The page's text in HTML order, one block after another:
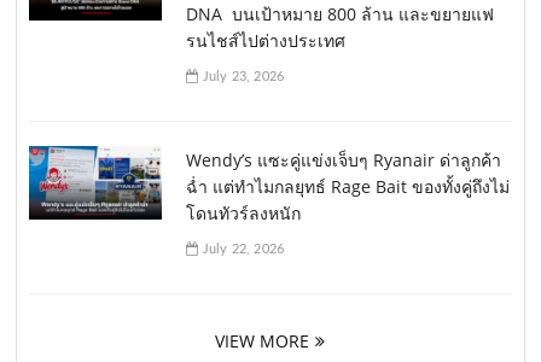
DNA บนเป้าหมาย 800 ล้าน และขยายแฟ
รนไชส์ไปต่างประเทศ
July 23, 2026
Wendy’s แซะคู่แข่งเจ็บๆ Ryanair ด่าลูกค้า
ฉ่ำ แต่ทำไมกลยุทธ์ Rage Bait ของทั้งคู่ถึงไม่
โดนทัวร์ลงหนัก
July 22, 2026
VIEW MORE